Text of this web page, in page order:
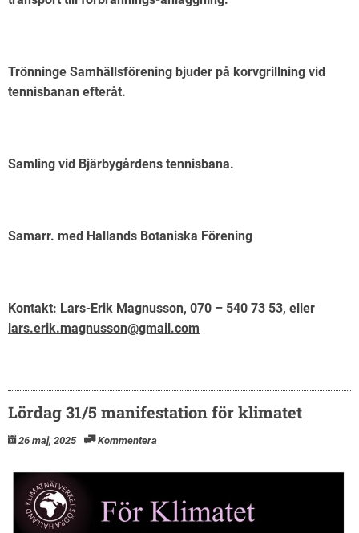
Trönninge Samhällsförening bjuder på korvgrillning vid
tennisbanan efteråt.
Samling vid Bjärbygårdens tennisbana.
Samarr. med Hallands Botaniska Förening
Kontakt: Lars-Erik Magnusson, 070 – 540 73 53, eller
lars.erik.magnusson@gmail.com
Lördag 31/5 manifestation för klimatet
26 maj, 2025 Kommentera